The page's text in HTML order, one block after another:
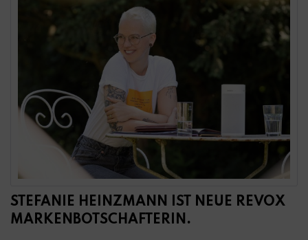
STEFANIE HEINZMANN IST NEUE REVOX
MARKENBOTSCHAFTERIN.